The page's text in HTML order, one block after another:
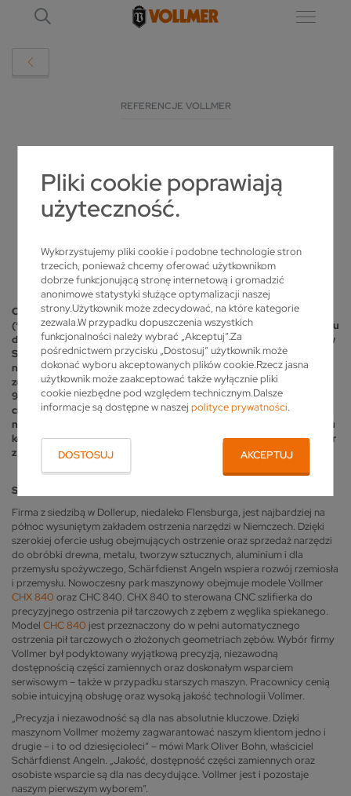
Pliki cookie poprawiają
użyteczność.
Wykorzystujemy pliki cookie i podobne technologie stron
trzecich, ponieważ chcemy oferować użytkownikom
dobrze funkcjonującą stronę internetową i gromadzić
anonimowe statystyki służące optymalizacji naszej
strony.Użytkownik może zdecydować, na które kategorie
zezwala.W przypadku dopuszczenia wszystkich
funkcjonalności należy wybrać „Akceptuj”.Za
pośrednictwem przycisku „Dostosuj” użytkownik może
dokonać wyboru akceptowanych plików cookie.Rzecz jasna
użytkownik może zaakceptować także wyłącznie pliki
cookie niezbędne pod względem technicznym.Dalsze
informacje są dostępne w naszejpolityce prywatności.
DOSTOSUJ AKCEPTUJ
REFERENCJE VOLLMER
SCHÄRFDIENST ANGELN E.K. STAWIA NA
VOLLMER
2026-02-02
Od ponad pięciu dekad firma Schärfdienst Angeln e.K.
(*Schärfdienst Angeln) jest niezawodnym partnerem dla przemysłu
drzewnego, metalowego, tworzyw sztucznych oraz spożywczego w
Szlezwiku-Holsztynie i południowej Danii. Dzięki
najnowocześniejszej technologii ostrzenia oraz zaangażowanemu
zespołowi sześciu pracowników przedsiębiorstwo obsługuje około
900 klientów, wśród których znajdują się zakłady stolarskie, firmy
ciesielskie, tartaki oraz markety budowlane. Aby zapewnić
najwyższą jakość i niezawodność, Schärfdienst Angeln od 1974 roku
korzysta z maszyn specjalisty w dziedzinie ostrzenia – firmy Vollmer
z siedzibą w Biberach.
Schärfdienst Angeln – jakość z północy
Firma z siedzibą w Dollerup, niedaleko Flensburga, jest najbardziej na
północ wysuniętym zakładem ostrzenia narzędzi w Niemczech. Dzięki
szerokiej ofercie usług obejmujących ostrzenie oraz sprzedaż narzędzi
do obróbki drewna, metalu, tworzyw sztucznych, aluminium i dla
przemysłu spożywczego, Schärfdienst Angeln wspiera rozwój rzemiosła
i przemysłu. Nowoczesny park maszynowy obejmuje modele Vollmer
CHX 840 oraz CHC 840. CHX 840 to sterowana CNC szlifierka do
precyzyjnego ostrzenia pił tarczowych z zębem z węglika spiekanego.
Model CHC 840 jest przeznaczony do w pełni automatycznego
ostrzenia pił tarczowych o złożonych geometriach zębów. Wybór firmy
Vollmer był podyktowany wyjątkową precyzją, niezawodną
dostępnością części zamiennych oraz doskonałym wsparciem
serwisowym – także w przypadku starszych maszyn. Pracownicy cenią
sobie intuicyjną obsługę oraz wysoką jakość technologii Vollmer.
„Precyzja i niezawodność są dla nas absolutnie kluczowe. Dzięki
maszynom Vollmer możemy zagwarantować naszym klientom jedno i
drugie – i to od dziesięcioleci” – mówi Mark Oliver Bohn, właściciel
Schärfdienst Angeln. „Jakość, dostępność części zamiennych oraz
osobiste wsparcie są dla nas decydujące. Vollmer jest i pozostaje
naszym pierwszym wyborem”.